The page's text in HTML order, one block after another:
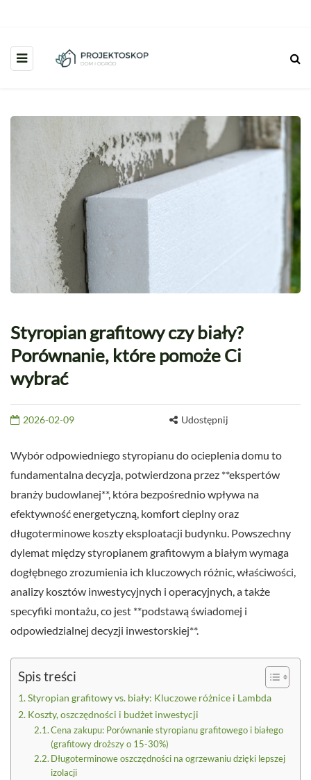
Styropian grafitowy czy biały?
Porównanie, które pomoże Ci
wybrać
2026-02-09 Udostępnij
Wybór odpowiedniego styropianu do ocieplenia domu to
fundamentalna decyzja, potwierdzona przez **ekspertów
branży budowlanej**, która bezpośrednio wpływa na
efektywność energetyczną, komfort cieplny oraz
długoterminowe koszty eksploatacji budynku. Powszechny
dylemat między styropianem grafitowym a białym wymaga
dogłębnego zrozumienia ich kluczowych różnic, właściwości,
analizy kosztów inwestycyjnych i operacyjnych, a także
specyfiki montażu, co jest **podstawą świadomej i
odpowiedzialnej decyzji inwestorskiej**.
Spis treści
Styropian grafitowy vs. biały: Kluczowe różnice i Lambda
Koszty, oszczędności i budżet inwestycji
Cena zakupu: Porównanie styropianu grafitowego i białego
(grafitowy droższy o 15-30%)
Długoterminowe oszczędności na ogrzewaniu dzięki lepszej
izolacji